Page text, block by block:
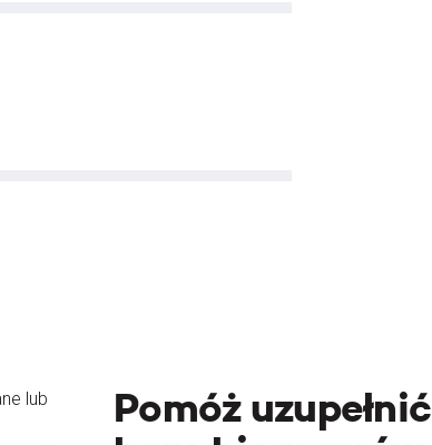
lub
Pomóż uzupełnić